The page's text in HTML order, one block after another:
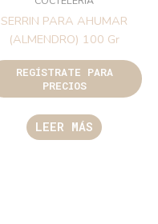
SERRIN PARA AHUMAR
(ALMENDRO) 100 Gr
REGÍSTRATE PARA
PRECIOS
LEER MÁS